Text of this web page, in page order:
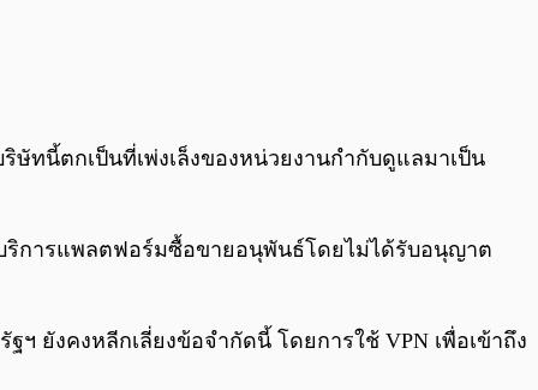
ษัทนี้ตกเป็นที่เพ่งเล็งของหน่วยงานกำกับดูแลมาเป็น
บริการแพลตฟอร์มซื้อขายอนุพันธ์โดยไม่ได้รับอนุญาต
ยังคงหลีกเลี่ยงข้อจำกัดนี้ โดยการใช้ VPN เพื่อเข้าถึง